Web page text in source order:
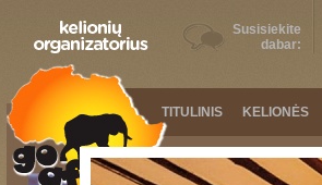
Susisiekite
dabar:
TITULINIS KELIONĖS